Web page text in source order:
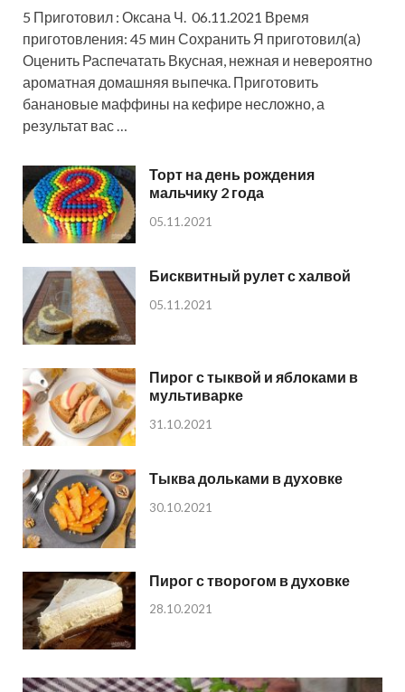
5 Приготовил : Оксана Ч. 06.11.2021 Время
приготовления: 45 мин Сохранить Я приготовил(а)
Оценить Распечатать Вкусная, нежная и невероятно
ароматная домашняя выпечка. Приготовить
банановые маффины на кефире несложно, а
результат вас …
Торт на день рождения
мальчику 2 года
05.11.2021
Бисквитный рулет с халвой
05.11.2021
Пирог с тыквой и яблоками в
мультиварке
31.10.2021
Тыква дольками в духовке
30.10.2021
Пирог с творогом в духовке
28.10.2021